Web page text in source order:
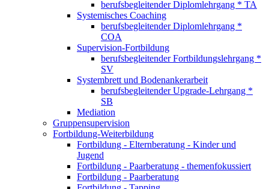
berufsbegleitender Diplomlehrgang * TA
Systemisches Coaching
berufsbegleitender Diplomlehrgang *
COA
Supervision-Fortbildung
berufsbegleitender Fortbildungslehrgang *
SV
Systembrett und Bodenankerarbeit
berufsbegleitender Upgrade-Lehrgang *
SB
Mediation
Gruppensupervision
Fortbildung-Weiterbildung
Fortbildung - Elternberatung - Kinder und
Jugend
Fortbildung - Paarberatung - themenfokussiert
Fortbildung - Paarberatung